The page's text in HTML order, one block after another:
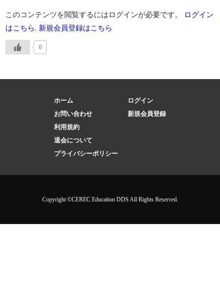
このコンテンツを閲覧するにはログインが必要です。
ログイン
はこちら. 新規会員登録はこちら
0
ホーム
お問い合わせ
利用規約
退会について
プライバシーポリシー
ログイン
新規会員登録
Copyright ©CEREC Education DDS All Rights Reserved.